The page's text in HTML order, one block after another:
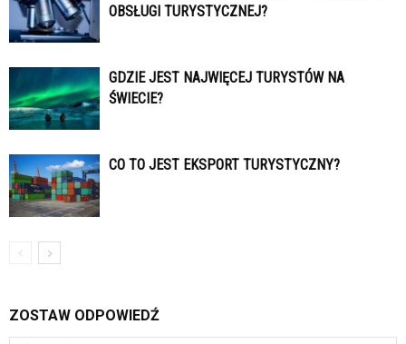
OBSŁUGI TURYSTYCZNEJ?
GDZIE JEST NAJWIĘCEJ TURYSTÓW NA
ŚWIECIE?
CO TO JEST EKSPORT TURYSTYCZNY?
ZOSTAW ODPOWIEDŹ